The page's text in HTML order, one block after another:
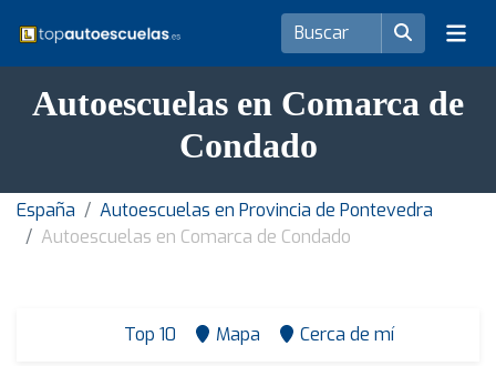
Autoescuelas en Comarca de
Condado
España
Autoescuelas en Provincia de Pontevedra
Autoescuelas en Comarca de Condado
Top 10 Mapa Cerca de mí